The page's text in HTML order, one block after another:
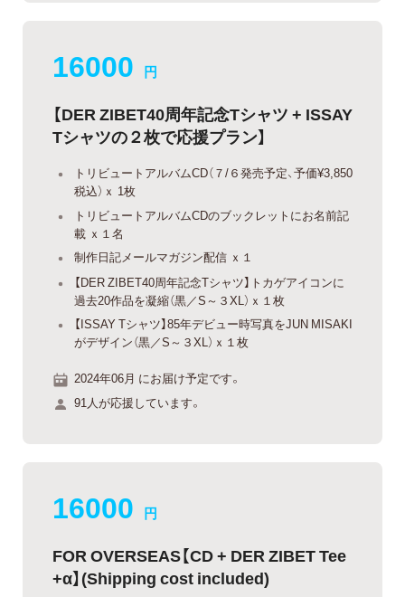
16000 円
【DER ZIBET40周年記念Tシャツ + ISSAY
Tシャツの２枚で応援プラン】
トリビュートアルバムCD（７/６発売予定、予価¥3,850
税込）ｘ 1枚
トリビュートアルバムCDのブックレットにお名前記
載 ｘ１名
制作日記メールマガジン配信 ｘ１
【DER ZIBET40周年記念Tシャツ】トカゲアイコンに
過去20作品を凝縮（黒／S～３XL）ｘ１枚
【ISSAY Tシャツ】85年デビュー時写真をJUN MISAKI
がデザイン（黒／S～３XL）ｘ１枚
2024年06月 にお届け予定です。
91人が応援しています。
16000 円
FOR OVERSEAS【CD + DER ZIBET Tee
+α】(Shipping cost included)